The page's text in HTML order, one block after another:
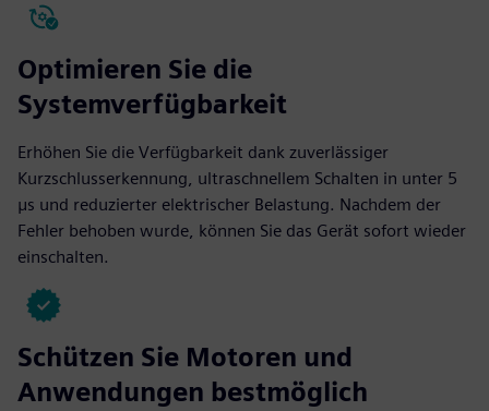
Optimieren Sie die
Systemverfügbarkeit
Erhöhen Sie die Verfügbarkeit dank zuverlässiger
Kurzschlusserkennung, ultraschnellem Schalten in unter 5
μs und reduzierter elektrischer Belastung. Nachdem der
Fehler behoben wurde, können Sie das Gerät sofort wieder
einschalten.
Schützen Sie Motoren und
Anwendungen bestmöglich